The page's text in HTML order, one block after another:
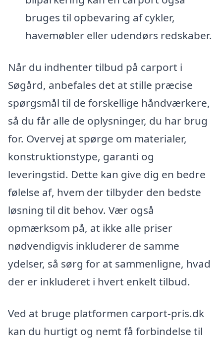
bruges til opbevaring af cykler,
havemøbler eller udendørs redskaber.
Når du indhenter tilbud på carport i
Søgård, anbefales det at stille præcise
spørgsmål til de forskellige håndværkere,
så du får alle de oplysninger, du har brug
for. Overvej at spørge om materialer,
konstruktionstype, garanti og
leveringstid. Dette kan give dig en bedre
følelse af, hvem der tilbyder den bedste
løsning til dit behov. Vær også
opmærksom på, at ikke alle priser
nødvendigvis inkluderer de samme
ydelser, så sørg for at sammenligne, hvad
der er inkluderet i hvert enkelt tilbud.
Ved at bruge platformen carport-pris.dk
kan du hurtigt og nemt få forbindelse til